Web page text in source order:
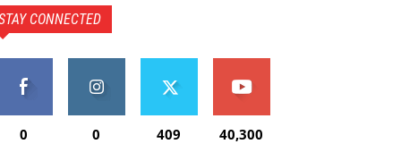
CONNECTED
0 0 409 40,300